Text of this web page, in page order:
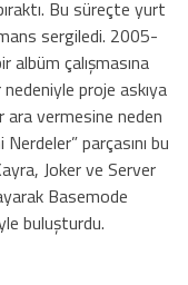
Bu süreçte yurt
sergiledi. 2005-
albüm çalışmasına
proje askıya
ara vermesine neden
parçasını bu
Joker ve Server
Basemode
buluşturdu.